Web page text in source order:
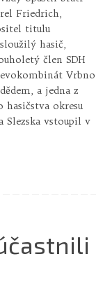
Friedrich,
titulu
hasič,
člen SDH
Vrbno
a jedna z
okresu
Slezska vstoupil v